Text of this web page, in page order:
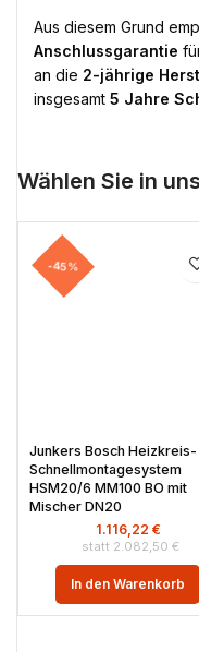
Aus diesem Grund
Anschlussgarantie
an die 2-jährige
insgesamt 5 Jahre
Wählen Sie in
-45%
Junkers Bosch Heizkreis-
Schnellmontagesystem
HSM20/6 MM100 BO mit
Mischer DN20
2.082,50 €
1.116,22 €
In den Warenkorb